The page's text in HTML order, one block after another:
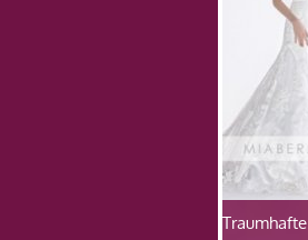
Traumhafte